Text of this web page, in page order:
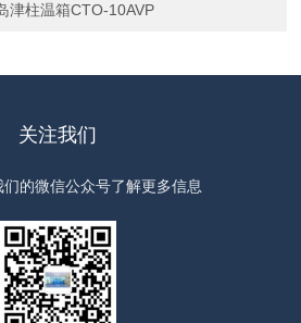
津柱温箱CTO-10AVP
关注我们
的微信公众号了解更多信息